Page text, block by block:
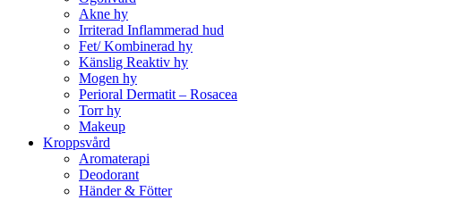
Akne hy
Irriterad Inflammerad hud
Fet/ Kombinerad hy
Känslig Reaktiv hy
Mogen hy
Perioral Dermatit – Rosacea
Torr hy
Makeup
Kroppsvård
Aromaterapi
Deodorant
Händer & Fötter